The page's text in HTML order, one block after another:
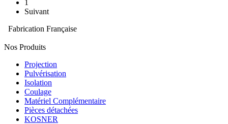
1
Suivant
Fabrication Française
Nos Produits
Projection
Pulvérisation
Isolation
Coulage
Matériel Complémentaire
Pièces détachées
KOSNER